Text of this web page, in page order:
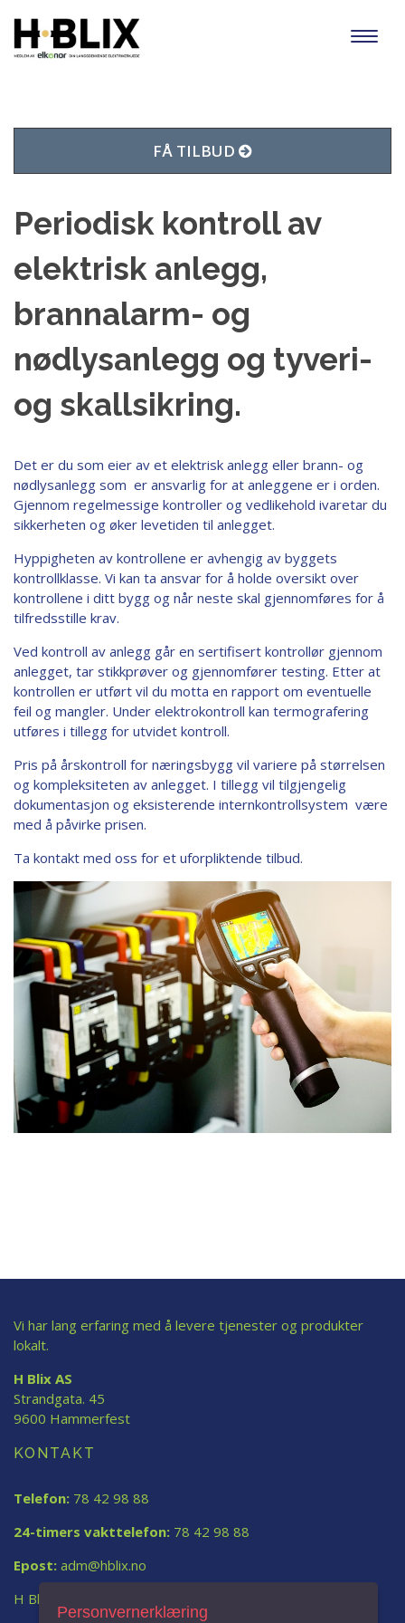
FÅ TILBUD
Periodisk kontroll av
elektrisk anlegg,
brannalarm- og
nødlysanlegg og tyveri-
og skallsikring.
Det er du som eier av et elektrisk anlegg eller brann- og
nødlysanlegg som er ansvarlig for at anleggene er i orden.
Gjennom regelmessige kontroller og vedlikehold ivaretar du
sikkerheten og øker levetiden til anlegget.
Hyppigheten av kontrollene er avhengig av byggets
kontrollklasse. Vi kan ta ansvar for å holde oversikt over
kontrollene i ditt bygg og når neste skal gjennomføres for å
tilfredsstille krav.
Ved kontroll av anlegg går en sertifisert kontrollør gjennom
anlegget, tar stikkprøver og gjennomfører testing. Etter at
kontrollen er utført vil du motta en rapport om eventuelle
feil og mangler. Under elektrokontroll kan termografering
utføres i tillegg for utvidet kontroll.
Pris på årskontroll for næringsbygg vil variere på størrelsen
og kompleksiteten av anlegget. I tillegg vil tilgjengelig
dokumentasjon og eksisterende internkontrollsystem være
med å påvirke prisen.
Ta kontakt med oss for et uforpliktende tilbud.
Vi har lang erfaring med å levere tjenester og produkter
lokalt.
H Blix AS
Strandgata. 45
9600 Hammerfest
KONTAKT
Telefon: 78 42 98 88
24-timers vakttelefon: 78 42 98 88
Epost: adm@hblix.no
H Blix AS
Personvernerklæring